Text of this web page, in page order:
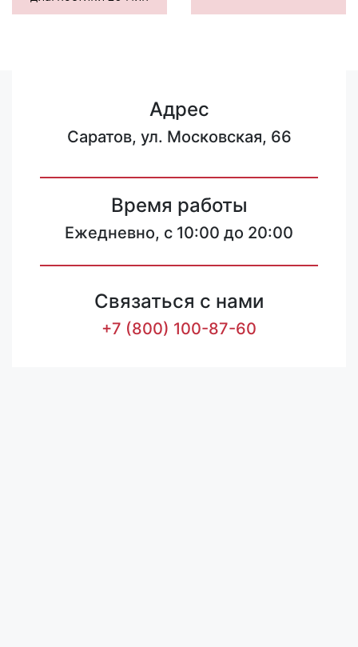
Адрес
Саратов, ул. Московская, 66
Время работы
Ежедневно, с 10:00 до 20:00
Связаться с нами
+7 (800) 100-87-60